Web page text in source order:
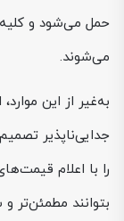
حمل می‌شود و کلیه
می‌شوند.
به‌غیر از این
جدایی‌ناپذیر
را با اعلام
بتوانند مطمئن‌تر